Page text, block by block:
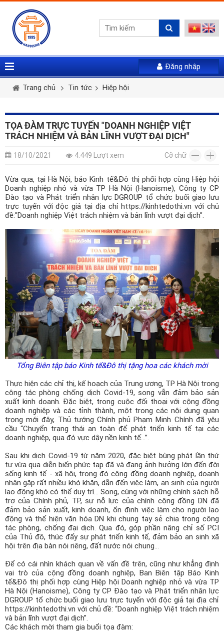
Tên tài khoản *
Mật khẩu *
ĐĂNG NHẬP
Quên mật khẩu
Vui lòng gửi mail. Chúng tôi sẽ gửi link khởi tạo mật
khẩu mới qua email của bạn
LẤY LẠI MẬT KHẨU
Họ và tên * Giới tính *
Email * Điện thoại *
Tài khoản *
Mật khẩu * Nhập lại mật khẩu *
Công ty *
Chức vụ *
Lĩnh vực hoạt động *
Lời giới thiệu ngắn
ĐĂNG KÝ HỘI VIÊN
Các ô có dấu * cần điền đầy đủ thông tin
Tải hồ sơ đăng ký Hội viên tại đây
Đăng nhập
Trang chủ Tin tức Hiệp hội
TỌA ĐÀM TRỰC TUYẾN "DOANH NGHIỆP VIỆT
TRÁCH NHIỆM VÀ BẢN LĨNH VƯỢT ĐẠI DỊCH"
18/10/2021 4.449 Lượt xem Cỡ chữ
Vừa qua, tại Hà Nội, báo Kinh tế&Đô thị phối hợp cùng Hiệp hội
Doanh nghiệp nhỏ và vừa TP Hà Nội (Hanoisme), Công ty CP
Đào tạo và Phát triển nhân lực DGROUP tổ chức buối giao lưu
trực tuyến với độc giả tại địa chỉ https://kinhtedothi.vn với chủ
đề:"Doanh nghiệp Việt trách nhiệm và bản lĩnh vượt đại dịch".
Tổng Biên tập báo Kinh tế&Đô thị tặng hoa các khách mời
Thực hiện các chỉ thị, kế hoạch của Trung ương, TP Hà Nội trong
công tác phòng chống dịch Covid-19, song vẫn đảm bảo sản
xuất kinh doanh. Đặc biệt, trong cuộc đối thoại với cộng đồng
doanh nghiệp và các tỉnh thành, một trong các nội dung quan
trọng mới đây, Thủ tướng Chính phủ Phạm Minh Chính đã yêu
cầu “Chuyển trạng thái an toàn để phát triển kinh tế tại các
doanh nghiệp, qua đó vực dậy nền kinh tế...”.
Sau khi dịch Covid-19 từ năm 2020, đặc biệt bùng phát lần thứ
tư vừa qua diễn biến phức tạp đã và đang ảnh hưởng lớn đến đời
sống kinh tế - xã hội, trong đó cộng đồng doanh nghiệp, doanh
nhân gặp rất nhiều khó khăn, dẫn đến việc làm, an sinh của người
lao động khó có thể duy trì... Song, cùng với những chính sách hỗ
trợ của Chính phủ, TP, sự nỗ lực của chính cộng đồng DN đã
đảm bảo sản xuất, kinh doanh, ổn định việc làm cho người lao
động và thể hiện văn hóa DN khi chung tay sẻ chia trong công
tác phòng, chống đại dịch. Qua đó, góp phần nâng chỉ số PCI
của Thủ đô, thúc đẩy sự phát triển kinh tế, đảm bảo an sinh xã
hội trên địa bàn nói riêng, đất nước nói chung...
Để có cái nhìn khách quan về vấn đề trên, cũng như khẳng định
vai trò của cộng đồng doanh nghiệp, Ban Biên tập Báo Kinh
tế&Đô thị phối hợp cùng Hiệp hội Doanh nghiệp nhỏ và vừa TP
Hà Nội (Hanoisme), Công ty CP Đào tạo và Phát triển nhân lực
DGROUP tổ chức buối giao lưu trực tuyến với độc giả tại địa chỉ
https://kinhtedothi.vn với chủ đề: “Doanh nghiệp Việt trách nhiệm
và bản lĩnh vượt đại dịch”.
Các khách mời tham gia buổi tọa đàm: